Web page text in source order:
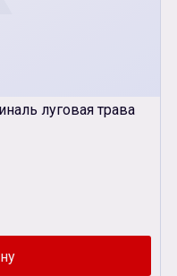
луговая трава